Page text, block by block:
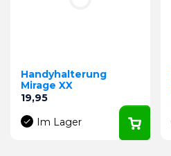
Handyhalterung
Mirage XX
Preis
19,95
Im Lager